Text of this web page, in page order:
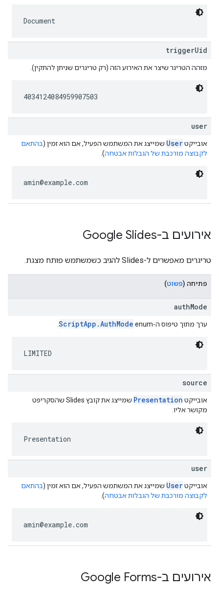
Document
triggerUid
מזהה הטריגר שיצר את האירוע הזה (רק טריגרים שניתן להתקין).
4034124084959907503
user
אובייקטUser שמייצג את המשתמש הפעיל, אם הוא זמין (בהתאם
לקבוצה מורכבת של הגבלות אבטחה).
amin@example.com
אירועים ב-Google Slides
טריגרים מאפשרים ל-Slides להגיב כשמשתמש פותח מצגת.
פתיחה (פשוט)
authMode
ערך מתוך טיפוס ה-enum‏ ScriptApp.AuthMode
LIMITED
source
אובייקט Presentation
שמייצג את קובץ Slides שהסקריפט
מקושר אליו.
Presentation
user
אובייקטUser שמייצג את המשתמש הפעיל, אם הוא זמין (בהתאם
לקבוצה מורכבת של הגבלות אבטחה).
amin@example.com
אירועים ב-Google Forms